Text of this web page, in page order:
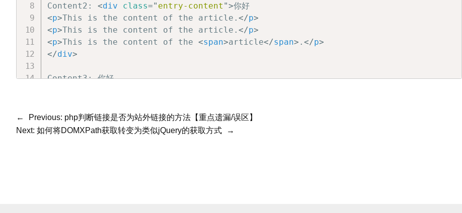
// 检查是否找到了目标节点
if ($contentNode) {
    // 遍历目标节点的所有子节点
    foreach ($contentNode->childNodes as $childNode) {
        $content .= $dom->saveHTML($childNode);
$contentNode2 = $xpath->query('//div[@class="entry-content"]')->item(0);
// 获取该节点及其子节点的 HTML 内容
Content2: <div class=" entry-content ">
你好
<p>This is the content of the article. </p>
<p>This is the content of the article. </p>
<p>This is the content of the <span>article</span> . </p>
</div>
Content3: 你好
This is the content of the article.
← Previous: php判断链接是否为站外链接的方法【重点遗漏/误区】
Next: 如何将DOMXPath获取转变为类似jQuery的获取方式 →